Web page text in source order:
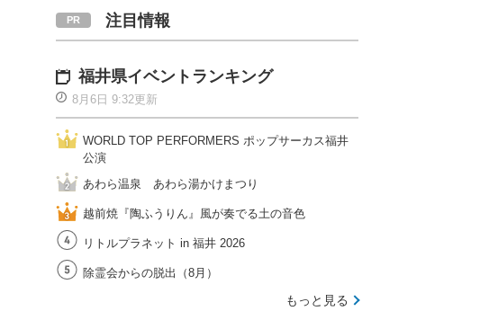
注目情報
福井県イベントランキング
8月6日 9:32更新
WORLD TOP PERFORMERS ポップサーカス福井
公演
あわら温泉 あわら湯かけまつり
越前焼『陶ふうりん』風が奏でる土の音色
リトルプラネット in 福井 2026
除霊会からの脱出（8月）
もっと見る